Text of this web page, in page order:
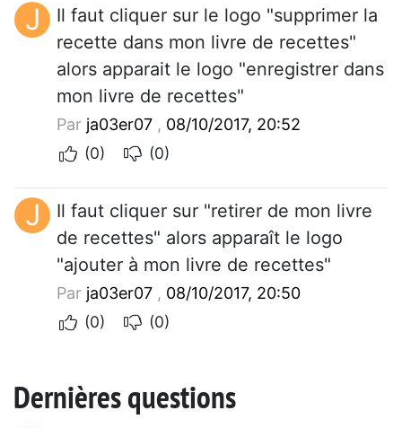
J
Il faut cliquer sur le logo "supprimer la
recette dans mon livre de recettes"
alors apparait le logo "enregistrer dans
mon livre de recettes"
Par ja03er07 , 08/10/2017, 20:52
(0)
(0)
J
Il faut cliquer sur "retirer de mon livre
de recettes" alors apparaît le logo
"ajouter à mon livre de recettes"
Par ja03er07 , 08/10/2017, 20:50
(0)
(0)
Dernières questions